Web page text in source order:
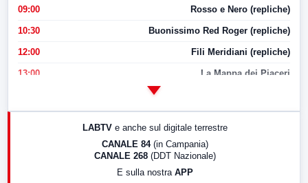
09:00 Rosso e Nero (repliche)
10:30 Buonissimo Red Roger (repliche)
12:00 Fili Meridiani (repliche)
13:00 La Mappa dei Piaceri
17:00 LabNews (replica)
LABTV e anche sul digitale terrestre
CANALE 84 (in Campania)
CANALE 268 (DDT Nazionale)
E sulla nostra APP